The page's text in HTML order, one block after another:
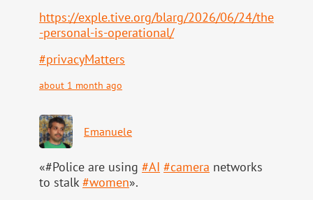
https://exple.tive.org/blarg/2026/06/24/the
-personal-is-operational/
#privacyMatters
about 1 month ago
Emanuele
«#Police are using #AI #camera networks
to stalk#women».